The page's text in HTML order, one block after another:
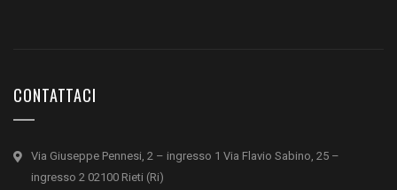
CONTATTACI
Via Giuseppe Pennesi, 2 – ingresso 1 Via Flavio Sabino, 25 –
ingresso 2 02100 Rieti (Ri)